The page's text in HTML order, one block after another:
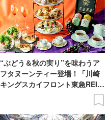
“ぶどう＆秋の実り”を味わうア
フタヌーンティー登場！「川崎
キングスカイフロント東急REIホ